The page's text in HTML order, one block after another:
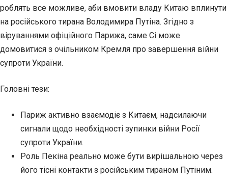
роблять все можливе, аби вмовити владу Китаю вплинути
на російського тирана Володимира Путіна. Згідно з
віруваннями офіційного Парижа, саме Сі може
домовитися з очільником Кремля про завершення війни
супроти України.
Головні тези:
Париж активно взаємодіє з Китаєм, надсилаючи
сигнали щодо необхідності зупинки війни Росії
супроти України.
Роль Пекіна реально може бути вирішальною через
його тісні контакти з російським тираном Путіним.